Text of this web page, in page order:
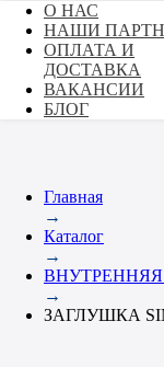
О НАС
НАШИ
ОПЛАТА И
ДОСТАВКА
ВАКАНСИИ
БЛОГ
Главная
→
Каталог
→
→
ЗАГЛУШКА